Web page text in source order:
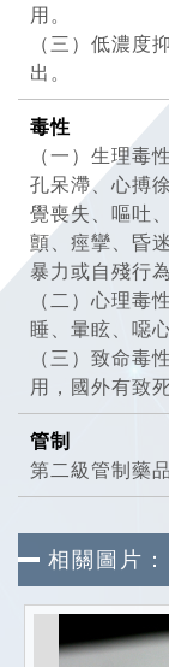
用。
（三）低濃度
出。
毒性
（一）生理毒
孔呆滯、心搏
覺喪失、嘔吐
顫、痙攣、昏迷
暴力或自殘行
（二）心理毒
睡、暈眩、噁心
（三）致命毒
用，國外有致
管制
第二級管制藥
相關圖片：